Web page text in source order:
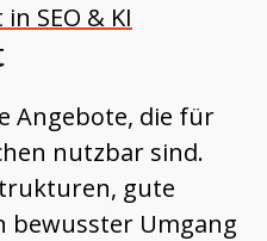
SEO & KI
Angebote, die für
nutzbar sind.
gute
bewusster Umgang